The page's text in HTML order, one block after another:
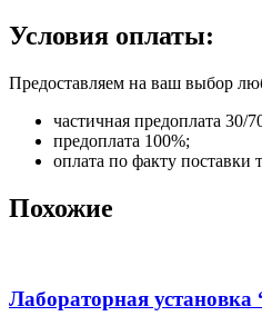
Условия оплаты:
Предоставляем на ваш выбор
частичная предоплата 30/
предоплата 100%;
оплата по факту поставки
Похожие
Лабораторная